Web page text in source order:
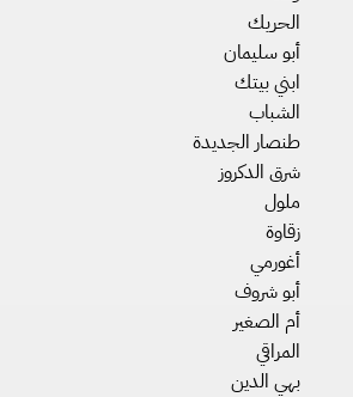
الحريك
أبو سليمان
ابني بيتك
الشباب
طنصار الجديدة
شرق الدكروز
ملول
زقاوة
أغورمي
أبو شروف
أم الصغير
المراقي
بهي الدين